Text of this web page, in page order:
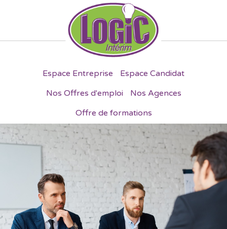
Espace Entreprise
Espace Candidat
Nos Offres d'emploi
Nos Agences
Offre de formations